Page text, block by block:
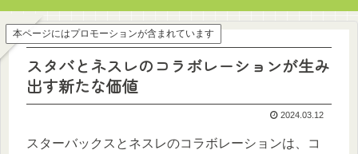
本ページにはプロモーションが含まれています
スタバとネスレのコラボレーションが生み
出す新たな価値
2024.03.12
スターバックスとネスレのコラボレーションは、コ